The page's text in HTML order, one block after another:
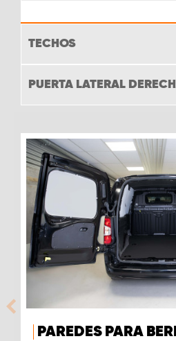
TECHOS
PUERTA LATERAL
PAREDES PARA